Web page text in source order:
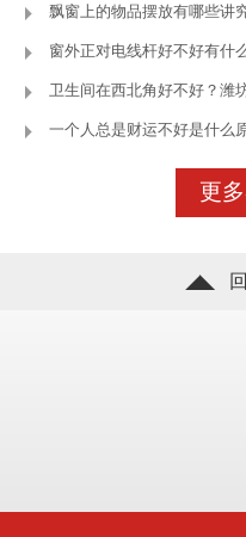
立即咨询
立即咨询
飘窗上的物品摆放有哪些讲究
窗外正对电线杆好不好有什么
卫生间在西北角好不好？潍坊
一个人总是财运不好是什么原
更